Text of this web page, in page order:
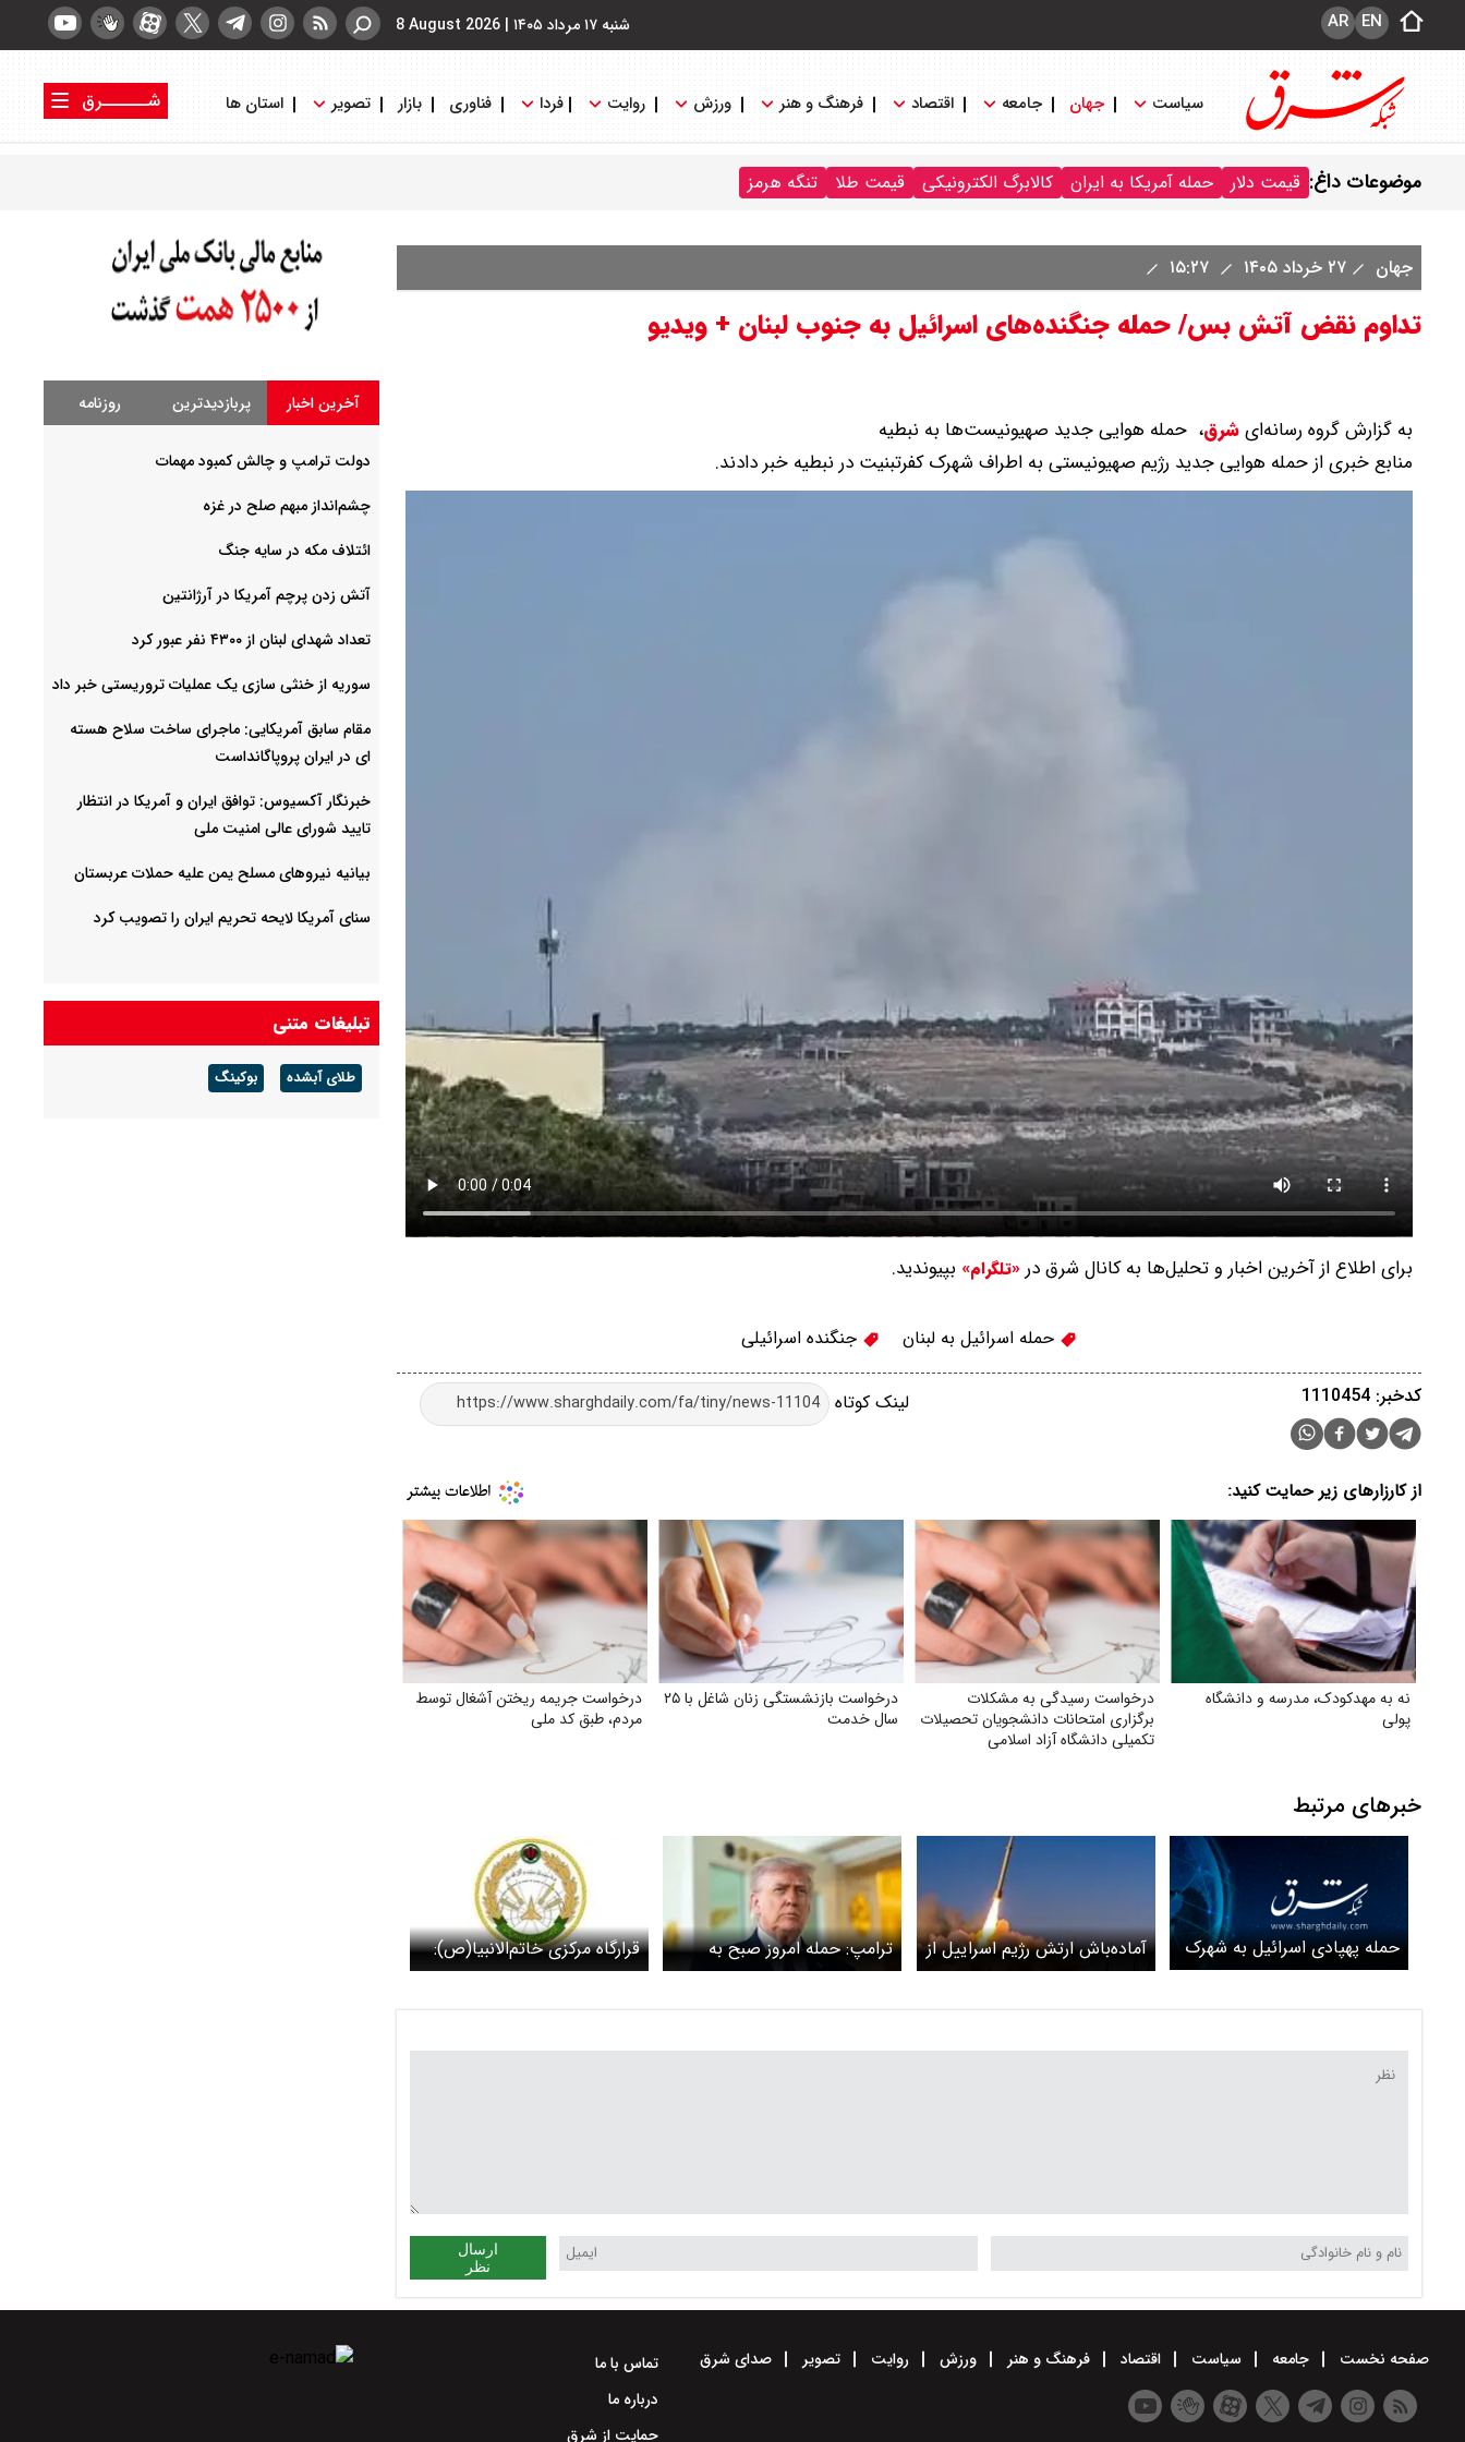
شنبه ۱۷ مرداد ۱۴۰۵ |
8 August 2026 EN
AR
سیاست جهان جامعه اقتصاد فرهنگ و هنر ورزش روایت فردا فناوری بازار تصویر استان ها
شــــــرق
موضوعات داغ: قیمت دلار حمله آمریکا به ایران کالابرگ الکترونیکی قیمت طلا تنگه هرمز
جهان ۲۷ خرداد ۱۴۰۵
تداوم نقض آتش بس/ حمله جنگنده‌های اسرائیل به جنوب لبنان + ویدیو
به گزارش گروه رسانه‌ایشرق، حمله هوایی جدید صهیونیست‌ها به نبطیه
منابع خبری از حمله هوایی جدید رژیم صهیونیستی به اطراف شهرک کفرتبنیت در نبطیه خبر دادند.
برای اطلاع از آخرین اخبار و تحلیل‌ها به کانال شرق در «تلگرام» بپیوندید.
حمله اسرائیل به لبنان جنگنده اسرائیلی
لینک کوتاه کدخبر: 1110454
از کارزارهای زیر حمایت کنید:
نه به مهدکودک، مدرسه و دانشگاه
پولی
درخواست رسیدگی به مشکلات
برگزاری امتحانات دانشجویان تحصیلات
تکمیلی دانشگاه آزاد اسلامی
درخواست بازنشستگی زنان شاغل با ۲۵
سال خدمت
درخواست جریمه ریختن آشغال توسط
مردم، طبق کد ملی
خبرهای مرتبط
حمله پهپادی اسرائیل به شهرک
میفدون در جنوب لبنان + ویدیو
آماده‌باش ارتش رژیم اسراییل از
بیم پاسخ ایران
ترامپ: حمله امروز صبح به
بیروت نباید رخ می‌داد،
قرارگاه مرکزی خاتم‌الانبیا(ص):
بدون شک جنایات
ارسال
نظر
آخرین اخبار پربازدیدترین روزنامه
دولت ترامپ و چالش کمبود مهمات
چشم‌انداز مبهم صلح در غزه
ائتلاف مکه در سایه جنگ
آتش زدن پرچم آمریکا در آرژانتین
تعداد شهدای لبنان از ۴۳۰۰ نفر عبور کرد
سوریه از خنثی سازی یک عملیات تروریستی خبر داد
مقام سابق آمریکایی: ماجرای ساخت سلاح هسته
ای در ایران پروپاگانداست
خبرنگار آکسیوس: توافق ایران و آمریکا در انتظار
تایید شورای عالی امنیت ملی
بیانیه نیروهای مسلح یمن علیه حملات عربستان
سنای آمریکا لایحه تحریم ایران را تصویب کرد
تبلیغات متنی
طلای آبشده بوکینگ
صفحه نخست جامعه سیاست اقتصاد فرهنگ و هنر ورزش روایت تصویر صدای شرق
تماس با ما
درباره ما
حمایت از شرق